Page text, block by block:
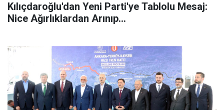
Kılıçdaroğlu'dan Yeni Parti'ye Tablolu Mesaj:
Nice Ağırlıklardan Arınıp...